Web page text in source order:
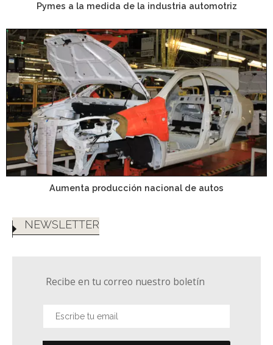
Pymes a la medida de la industria automotriz
Aumenta producción nacional de autos
NEWSLETTER
Recibe en tu correo nuestro boletín